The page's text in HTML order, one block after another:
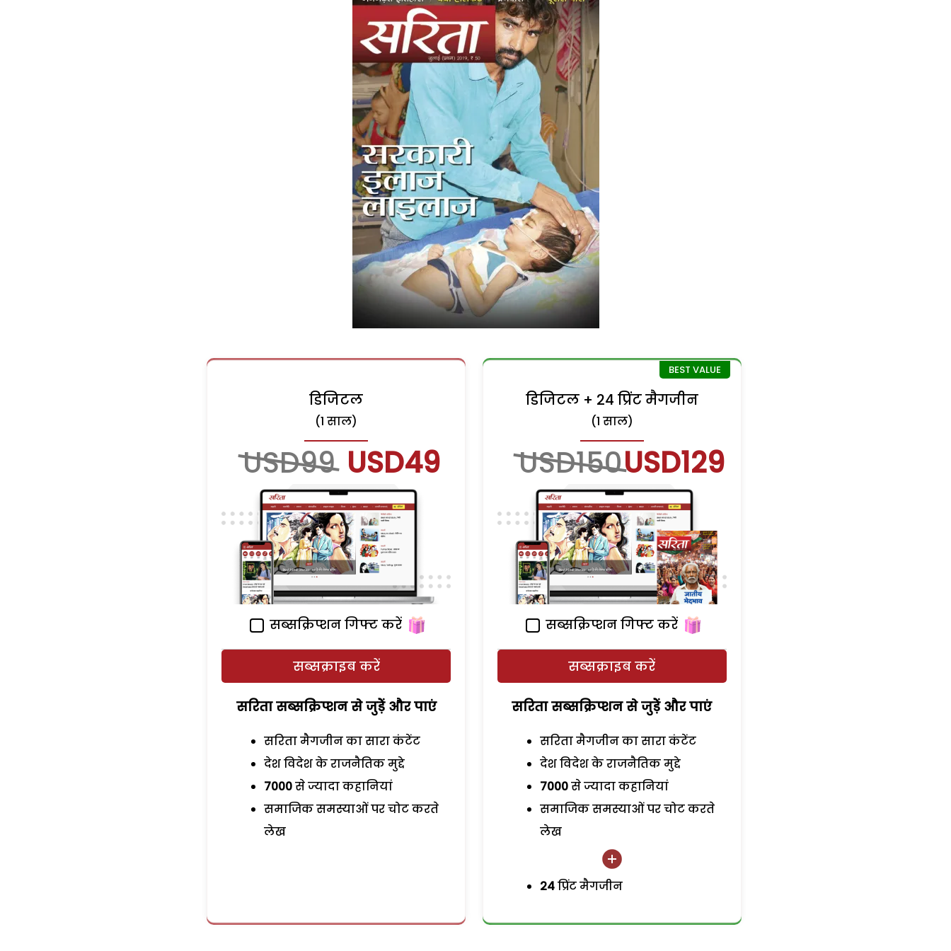
डिजिटल
(1 साल)
USD99 USD49
सब्सक्रिप्शन गिफ्ट करें
सब्सक्राइब करें
सरिता सब्सक्रिप्शन से जुड़ेें और पाएं
सरिता मैगजीन का सारा कंटेंट
देश विदेश के राजनैतिक मुद्दे
7000से ज्यादा कहानियां
समाजिक समस्याओं पर चोट करते
लेख
डिजिटल + 24 प्रिंट मैगजीन
(1 साल)
USD150USD129
सब्सक्रिप्शन गिफ्ट करें
सब्सक्राइब करें
सरिता सब्सक्रिप्शन से जुड़ेें और पाएं
सरिता मैगजीन का सारा कंटेंट
देश विदेश के राजनैतिक मुद्दे
7000से ज्यादा कहानियां
समाजिक समस्याओं पर चोट करते
लेख
24प्रिंट मैगजीन